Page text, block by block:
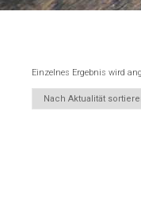
Einzelnes Ergebnis wird